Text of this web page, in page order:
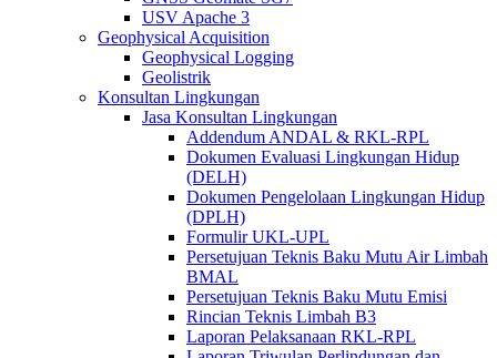
USV Apache 3
Geophysical Acquisition
Geophysical Logging
Geolistrik
Konsultan Lingkungan
Jasa Konsultan Lingkungan
Addendum ANDAL & RKL-RPL
Dokumen Evaluasi Lingkungan Hidup
(DELH)
Dokumen Pengelolaan Lingkungan Hidup
(DPLH)
Formulir UKL-UPL
Persetujuan Teknis Baku Mutu Air Limbah
BMAL
Persetujuan Teknis Baku Mutu Emisi
Rincian Teknis Limbah B3
Laporan Pelaksanaan RKL-RPL